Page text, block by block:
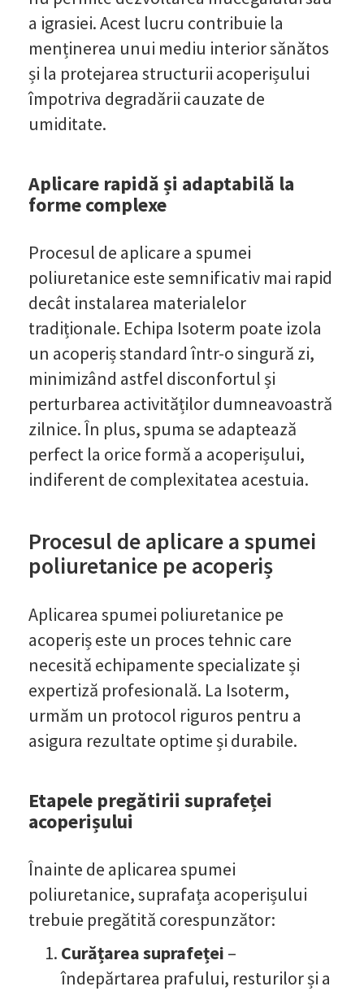
a igrasiei. Acest lucru contribuie la
menținerea unui mediu interior sănătos
și la protejarea structurii acoperișului
împotriva degradării cauzate de
umiditate.
Aplicare rapidă și adaptabilă la
forme complexe
Procesul de aplicare a spumei
poliuretanice este semnificativ mai rapid
decât instalarea materialelor
tradiționale. Echipa Isoterm poate izola
un acoperiș standard într-o singură zi,
minimizând astfel disconfortul și
perturbarea activităților dumneavoastră
zilnice. În plus, spuma se adaptează
perfect la orice formă a acoperișului,
indiferent de complexitatea acestuia.
Procesul de aplicare a spumei
poliuretanice pe acoperiș
Aplicarea spumei poliuretanice pe
acoperiș este un proces tehnic care
necesită echipamente specializate și
expertiză profesională. La Isoterm,
urmăm un protocol riguros pentru a
asigura rezultate optime și durabile.
Etapele pregătirii suprafeței
acoperișului
Înainte de aplicarea spumei
poliuretanice, suprafața acoperișului
trebuie pregătită corespunzător:
Curățarea suprafeței –
îndepărtarea prafului, resturilor și a